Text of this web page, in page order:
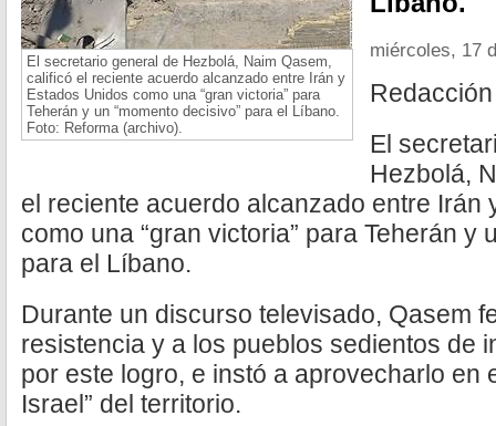
El secretario general de Hezbolá, Naim Qasem,
calificó el reciente acuerdo alcanzado entre Irán y
Estados Unidos como una “gran victoria” para
Teherán y un “momento decisivo” para el Líbano.
Foto: Reforma (archivo).
miércoles, 17
Redacción
El
Hezbolá,
el reciente acuerdo alcanzado entre Irán
como una “gran victoria” para Teherán y
para el Líbano.
Durante un discurso televisado, Qasem
resistencia y a los pueblos sedientos de
por este logro, e instó a aprovecharlo en
Israel” del territorio.